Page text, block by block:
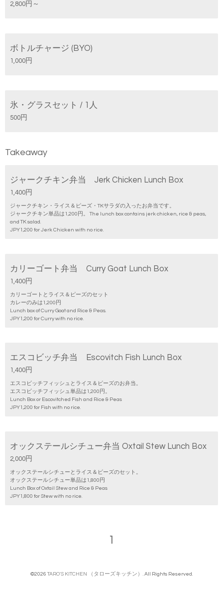
2,800円～
ボトルチャージ (BYO)
1,000円
氷・グラスセット / 1人
500円
Takeaway
ジャークチキン弁当 Jerk Chicken Lunch Box
1,400円
ジャークチキン・ライス＆ピーズ・TKサラダの入ったお弁当です。
ジャークチキン単品は1,200円。 The lunch box contains jerk chicken, rice & peas,
and TK salad.
JPY1,200 for Jerk Chicken with no rice.
カリーゴート弁当 Curry Goat Lunch Box
1,400円
カリーゴートとライス＆ピーズのセット
カレーのみは1,200円
Lunch box of Curry Goat and Rice & Peas.
JPY1,200 for Curry with no rice.
エスコビッチ弁当 Escovitch Fish Lunch Box
1,400円
エスコビッチフィッシュとライス＆ピーズのお弁当。
エスコビッチフィッシュ単品は1,200円。
Lunch Box or Escovitched Fish and Rice & Peas
JPY1,200 for Fish with no rice.
オックステールシチュー弁当 Oxtail Stew Lunch Box
2,000円
オックステールシチューとライス＆ピーズのセット。
オックステールシチュー単品は1,800円
Lunch Box of Oxtail Stew and Rice & Peas
JPY1,800 for Stew with no rice.
1
©2026TARO'S KITCHEN （タローズキッチン） . All Rights Reserved.